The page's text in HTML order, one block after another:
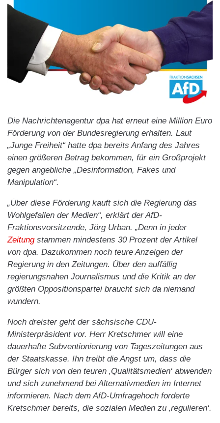
Die Nachrichtenagentur dpa hat erneut eine Million Euro
Förderung von der Bundesregierung erhalten. Laut
„Junge Freiheit“ hatte dpa bereits Anfang des Jahres
einen größeren Betrag bekommen, für ein Großprojekt
gegen angebliche „Desinformation, Fakes und
Manipulation“.
„Über diese Förderung kauft sich die Regierung das
Wohlgefallen der Medien“, erklärt der AfD-
Fraktionsvorsitzende, Jörg Urban. „Denn in jeder
Zeitungstammen mindestens 30 Prozent der Artikel
von dpa. Dazukommen noch teure Anzeigen der
Regierung in den Zeitungen. Über den auffällig
regierungsnahen Journalismus und die Kritik an der
größten Oppositionspartei braucht sich da niemand
wundern.
Noch dreister geht der sächsische CDU-
Ministerpräsident vor. Herr Kretschmer will eine
dauerhafte Subventionierung von Tageszeitungen aus
der Staatskasse. Ihn treibt die Angst um, dass die
Bürger sich von den teuren ‚Qualitätsmedien‘ abwenden
und sich zunehmend bei Alternativmedien im Internet
informieren. Nach dem AfD-Umfragehoch forderte
Kretschmer bereits, die sozialen Medien zu ‚regulieren‘.